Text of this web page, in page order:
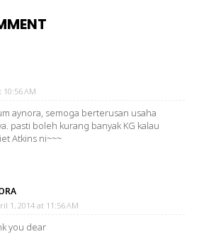
AM
aynora, semoga berterusan usaha
pasti boleh kurang banyak KG kalau
Atkins ni~~~
1, 2014 at 11:56 AM
you dear